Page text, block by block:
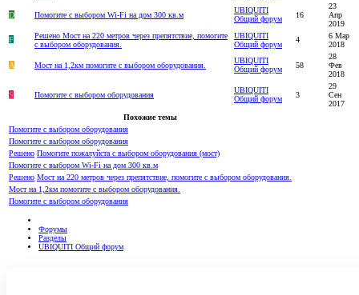
D Помогите с выбором Wi-Fi на дом 300 кв.м
UBIQUITI
Общий форум
16
23
Апр
2019
F
Решено Мост на 220 метров через препятствие, помогите
с выбором оборудования.
UBIQUITI
Общий форум
4
6 Мар
2018
A Мост на 1,2км помогите с выбором оборудования.
UBIQUITI
Общий форум
58
28
Фев
2018
S Помогите с выбором оборудования
UBIQUITI
Общий форум
3
29
Сен
2017
Похожие темы
Помогите с выбором оборудования
Помогите с выбором оборудования
Решено Помогите пожалуйста с выбором оборудования (мост)
Помогите с выбором Wi-Fi на дом 300 кв.м
Решено Мост на 220 метров через препятствие, помогите с выбором оборудования.
Мост на 1,2км помогите с выбором оборудования.
Помогите с выбором оборудования
Форумы
Разделы
UBIQUITI Общий форум